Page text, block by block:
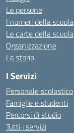
Le persone
I numeri della scuola
Le carte della scuola
Organizzazione
La storia
I Servizi
Personale scolastico
Famiglie e studenti
Percorsi di studio
Tutti i servizi